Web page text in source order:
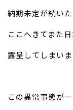
納期未定が続い
ここへきてまた
露呈してしまいま
この異常事態が